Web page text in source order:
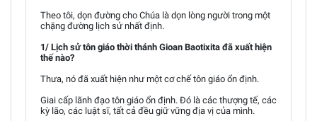
Theo tôi, dọn đường cho Chúa là dọn lòng người trong một
chặng đường lịch sử nhất định.
1/ Lịch sử tôn giáo thời thánh Gioan Baotixita đã xuất hiện
thế nào?
Thưa, nó đã xuất hiện như một cơ chế tôn giáo ổn định.
Giai cấp lãnh đạo tôn giáo ổn định. Đó là các thượng tế, các
kỳ lão, các luật sĩ, tất cả đều giữ vững địa vị của mình.